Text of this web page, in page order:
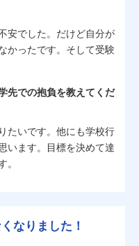
安でした。だけど自分が
かったです。そして受験
先での抱負を教えてくだ
たいです。他にも学校行
います。目標を決めて達
なりました！